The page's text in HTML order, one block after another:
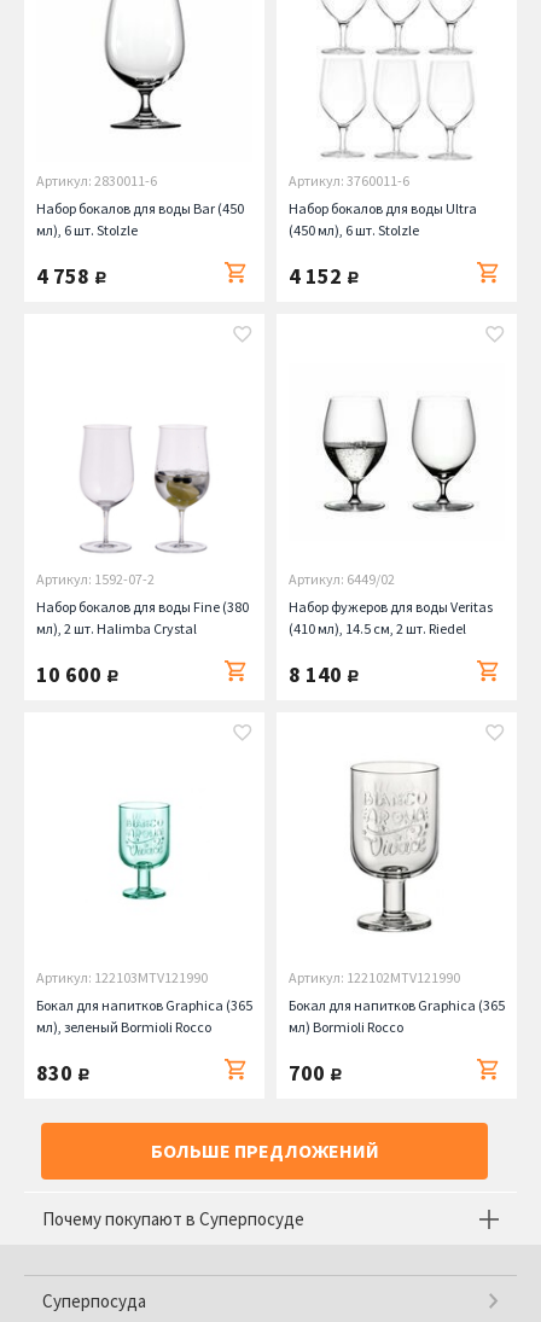
Артикул: 2830011-6
Набор бокалов для воды Bar (450
мл), 6 шт. Stolzle
4 758 руб.
Артикул: 3760011-6
Набор бокалов для воды Ultra
(450 мл), 6 шт. Stolzle
4 152 руб.
Артикул: 1592-07-2
Набор бокалов для воды Fine (380
мл), 2 шт. Halimba Crystal
10 600 руб.
Артикул: 6449/02
Набор фужеров для воды Veritas
(410 мл), 14.5 см, 2 шт. Riedel
8 140 руб.
Артикул: 122103MTV121990
Бокал для напитков Graphica (365
мл), зеленый Bormioli Rocco
830 руб.
Артикул: 122102MTV121990
Бокал для напитков Graphica (365
мл) Bormioli Rocco
700 руб.
БОЛЬШЕ ПРЕДЛОЖЕНИЙ
Почему покупают в Суперпосуде
Суперпосуда